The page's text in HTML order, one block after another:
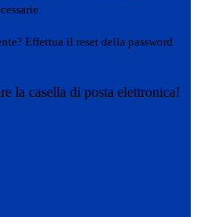
Effettua il reset della password
la casella di posta elettronica!